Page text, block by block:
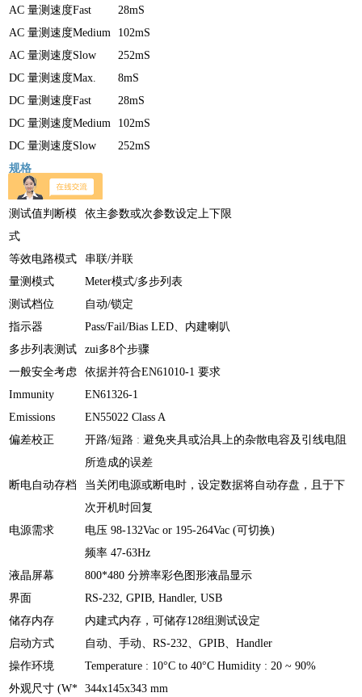
AC量测速度Fast
28mS
AC量测速度Medium
102mS
AC量测速度Slow
252mS
DC量测速度Max.
8mS
DC量测速度Fast
28mS
DC量测速度Medium
102mS
DC量测速度Slow
252mS
规格
测试值判断模
式
依主参数或次参数设定上下限
等效电路模式 串联/并联
量测模式
Meter模式/多步列表
测试档位
自动/锁定
指示器
Pass/Fail/Bias LED、内建喇叭
多步列表测试
zui多8个步骤
一般安全考虑
依据并符合EN61010-1要求
Immunity
EN61326-1
Emissions
EN55022 Class A
偏差校正
开路/短路 :避免夹具或治具上的杂散电容及引线电阻
所造成的误差
断电自动存档
当关闭电源或断电时，设定数据将自动存盘，且于下
次开机时回复
电源需求
电压 98-132Vac or 195-264Vac (可切换)
频率 47-63Hz
液晶屏幕
800*480分辨率彩色图形液晶显示
界面
RS-232, GPIB, Handler, USB
储存内存
内建式内存，可储存128组测试设定
启动方式
自动、手动、RS-232、GPIB、Handler
操作环境
Temperature : 10°C to 40°C Humidity : 20 ~ 90%
外观尺寸 (W*
344x145x343 mm